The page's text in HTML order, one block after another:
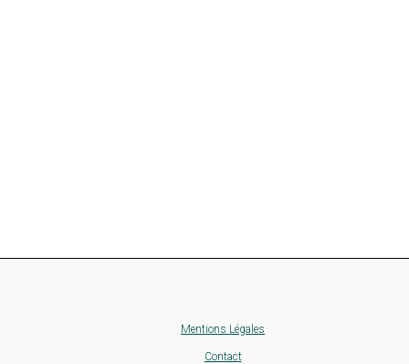
Mentions Légales
Contact